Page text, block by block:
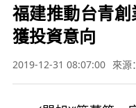
福建推動台青
獲投資意向
2019-12-31 08:07:00 來源